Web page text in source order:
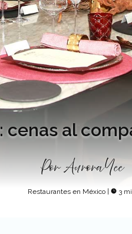
cenas al
Por Aurora Yee
Restaurantes en México 3